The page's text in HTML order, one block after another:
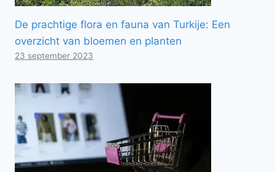
De prachtige flora en fauna van Turkije: Een
overzicht van bloemen en planten
23 september 2023